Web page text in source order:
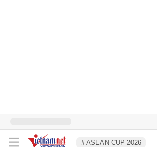
# ASEAN CUP 2026